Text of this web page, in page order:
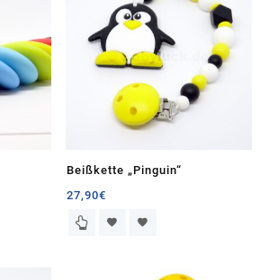
Beißkette „Pinguin“
27,90€